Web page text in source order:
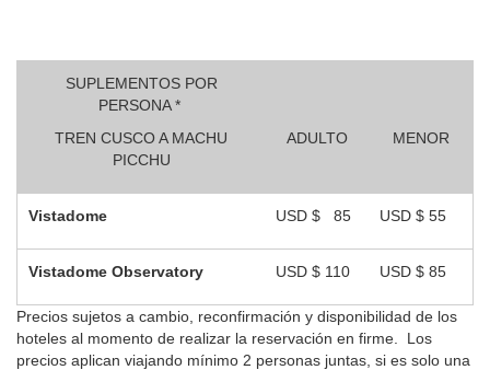
SUPLEMENTOS POR
PERSONA *
TREN CUSCO A MACHU
PICCHU
ADULTO MENOR
Vistadome USD $ 85 USD $ 55
Vistadome Observatory USD $ 110 USD $ 85
Precios sujetos a cambio, reconfirmación y disponibilidad de los
hoteles al momento de realizar la reservación en firme. Los
precios aplican viajando mínimo 2 personas juntas, si es solo una